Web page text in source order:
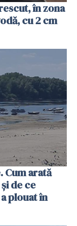
în zona
cu 2 cm
Cum arată
de ce
plouat în